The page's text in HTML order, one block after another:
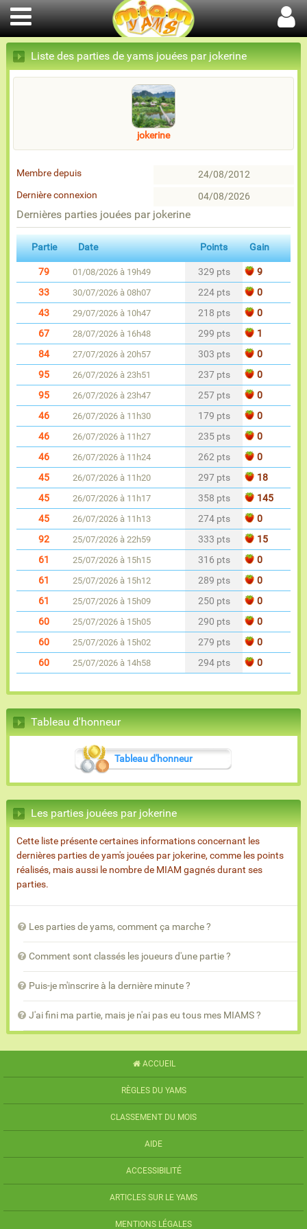
Liste des parties de yams jouées par jokerine
jokerine
Membre depuis
24/08/2012
Dernière connexion
04/08/2026
Dernières parties jouées par jokerine
Partie Date Points Gain
79 01/08/2026 à 19h49 329 pts
9
33
30/07/2026 à 08h07 224 pts
0
43
29/07/2026 à 10h47 218 pts
0
67
28/07/2026 à 16h48 299 pts
1
84
27/07/2026 à 20h57 303 pts
0
95
26/07/2026 à 23h51 237 pts
0
95
26/07/2026 à 23h47 257 pts
0
46
26/07/2026 à 11h30 179 pts
0
46
26/07/2026 à 11h27 235 pts
0
46
26/07/2026 à 11h24 262 pts
0
45
26/07/2026 à 11h20 297 pts
18
45
26/07/2026 à 11h17 358 pts
145
45
26/07/2026 à 11h13 274 pts
0
92
25/07/2026 à 22h59 333 pts
15
61
25/07/2026 à 15h15 316 pts
0
61
25/07/2026 à 15h12 289 pts
0
61
25/07/2026 à 15h09 250 pts
0
60
25/07/2026 à 15h05 290 pts
0
60
25/07/2026 à 15h02 279 pts
0
60
25/07/2026 à 14h58 294 pts 0
Tableau d'honneur
Tableau d'honneur
Les parties jouées par jokerine
Cette liste présente certaines informations concernant les
dernières parties de yam's jouées par jokerine, comme les points
réalisés, mais aussi le nombre de MIAM gagnés durant ses
parties.
Les parties de yams, comment ça marche ?
Comment sont classés les joueurs d'une partie ?
Puis-je m'inscrire à la dernière minute ?
J'ai fini ma partie, mais je n'ai pas eu tous mes MIAMS ?
ACCUEIL
RÈGLES DU YAMS
CLASSEMENT DU MOIS
AIDE
ACCESSIBILITÉ
ARTICLES SUR LE YAMS
MENTIONS LÉGALES